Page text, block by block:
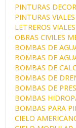
PINTURAS
PINTURAS VIALES
LETREROS VIALES
OBRAS CIVILES
BOMBAS DE
BOMBAS DE
BOMBAS DE
BOMBAS DE
BOMBAS DE
BOMBAS
BOMBAS PARA
CIELO